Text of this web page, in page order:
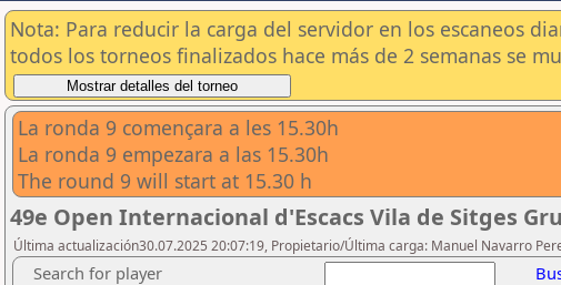
Nota: Para reducir la carga del servidor en los escaneos
todos los torneos finalizados hace más de 2 semanas se
La ronda 9 començara a les 15.30h
La ronda 9 empezara a las 15.30h
The round 9 will start at 15.30 h
49e Open Internacional d'Escacs Vila de Sitges
Última actualización30.07.2025 20:07:19, Propietario/Última carga: Manuel Navarro
Search for player